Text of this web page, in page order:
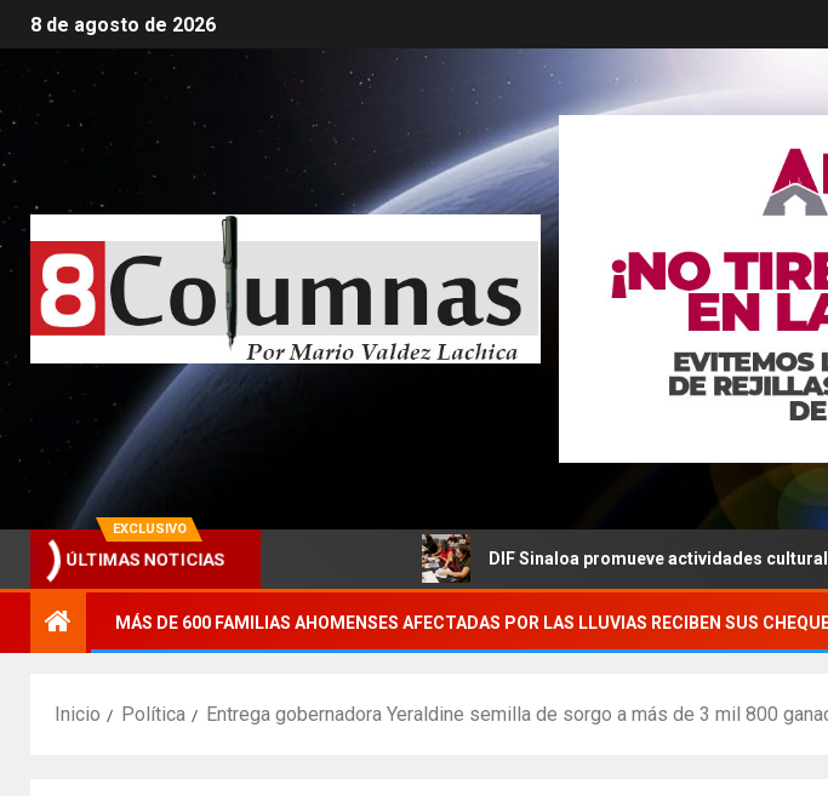
8 de agosto de 2026
EXCLUSIVO
ÚLTIMAS NOTICIAS
agrícola. DIF Sinaloa promueve actividades culturales en
MÁS DE 600 FAMILIAS AHOMENSES AFECTADAS POR LAS LLUVIAS RECIBEN SUS
Inicio Política Entrega gobernadora Yeraldine semilla de sorgo a más de 3 mil 800